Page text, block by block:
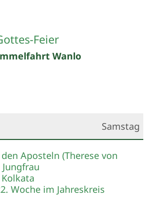
Feier
Wanlo
Samstag
2026
Aposteln (Therese von
Woche im Jahreskreis